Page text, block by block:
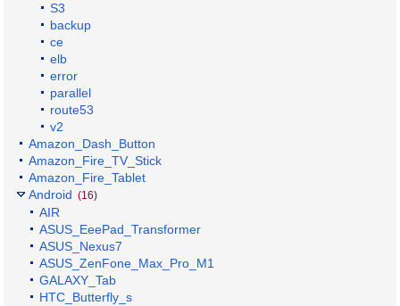
S3
backup
ce
elb
error
parallel
route53
v2
Amazon_Dash_Button
Amazon_Fire_TV_Stick
Amazon_Fire_Tablet
Android (16)
AIR
ASUS_EeePad_Transformer
ASUS_Nexus7
ASUS_ZenFone_Max_Pro_M1
GALAXY_Tab
HTC_Butterfly_s